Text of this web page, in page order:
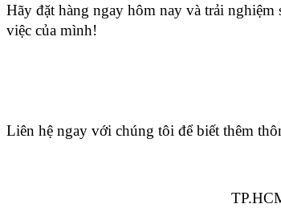
Hãy đặt hàng ngay hôm nay và trải
việc của mình!
Liên hệ ngay với chúng tôi để biết thêm